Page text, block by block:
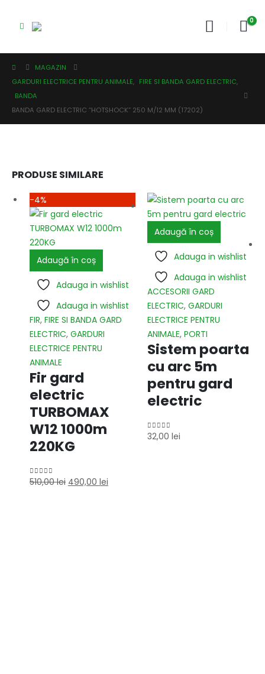
0
MAGAZIN
GARDURI ELECTRICE PENTRU ANIMALE, FIRE SI BANDA GARD ELECTRIC,
BANDA
BANDA GARD ELECTRIC “HOTSHOCK” 250 M/12 MM (17202)
PRODUSE SIMILARE
-4%
Adaugă în coș
Adauga in wishlist
Adauga in wishlist
FIR, FIRE SI BANDA GARD
ELECTRIC, GARDURI
ELECTRICE PENTRU
ANIMALE
Fir gard
electric
TURBOMAX
W12 1000m
220KG
0out of 5
510,00lei 490,00 lei
Adaugă în coș
Adauga in wishlist
Adauga in wishlist
ACCESORII GARD
ELECTRIC, GARDURI
ELECTRICE PENTRU
ANIMALE, PORTI
Sistem poarta
cu arc 5m
pentru gard
electric
0out of 5
32,00 lei